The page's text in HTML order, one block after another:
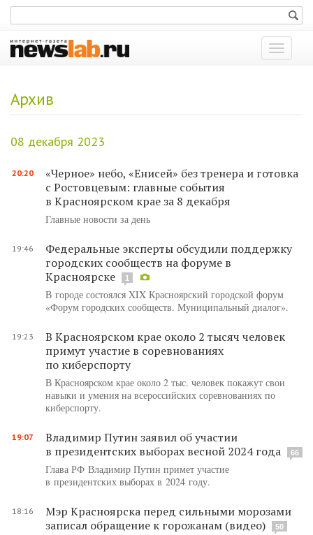
Показать
меню
Архив
08 декабря 2023
20:20
«Черное» небо, «Енисей» без тренера и готовка
с Ростовцевым: главные события
в Красноярском крае за 8 декабря
Главные новости за день
19:46
Федеральные эксперты обсудили поддержку
городских сообществ на форуме в
Красноярске
1
В городе состоялся XIX Красноярский городской форум
«Форум городских сообществ. Муниципальный диалог».
19:23
В Красноярском крае около 2 тысяч человек
примут участие в соревнованиях
по киберспорту
В Красноярском крае около 2 тыс. человек покажут свои
навыки и умения на всероссийских соревнованиях по
киберспорту.
19:07
Владимир Путин заявил об участии
в президентских выборах весной 2024 года
66
Глава РФ Владимир Путин примет участие
в президентских выборах в 2024 году.
18:16
Мэр Красноярска перед сильными морозами
записал обращение к горожанам (видео)
50